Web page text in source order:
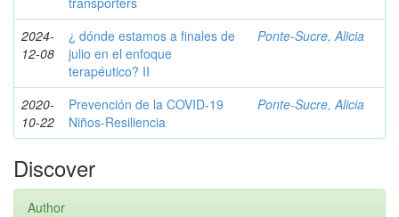
2024-
12-08
¿ dónde estamos a finales de
julio en el enfoque
terapéutico? II
Ponte-Sucre, Alicia
2020-
10-22
Prevención de la COVID-19
Niños-Resiliencia
Ponte-Sucre, Alicia
Discover
Author